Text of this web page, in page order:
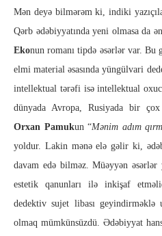
Mən deyə bilmərəm ki, indiki
Qərb ədəbiyyatında yeni olmasa da
Ekonun romanı tipdə əsərlər var. Bu
elmi material əsasında yüngülvari
intellektual tərəfi isə intellektual
dünyada Avropa, Rusiyada bir
Orxan Pamukun “Mənim adım
yoldur. Lakin mənə elə gəlir ki,
davam edə bilməz. Müəyyən
estetik qanunları ilə inkişaf
dedektiv sujet libası
olmaq mümkünsüzdü. Ədəbiyyat